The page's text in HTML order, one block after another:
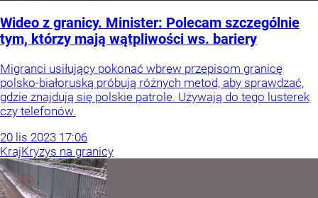
Wideo z granicy. Minister: Polecam szczególnie
tym, którzy mają wątpliwości ws. bariery
Migranci usiłujący pokonać wbrew przepisom granicę
polsko-białoruską próbują różnych metod, aby sprawdzać,
gdzie znajdują się polskie patrole. Używają do tego lusterek
czy telefonów.
20 lis 2023 17:06
KrajKryzys na granicy